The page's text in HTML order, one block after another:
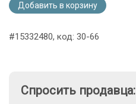
Добавить в корзину
#15332480, код: 30-66
Спросить продавца: